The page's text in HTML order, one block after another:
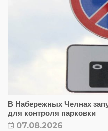
В Набережных Челнах
для контроля парковки
07.08.2026